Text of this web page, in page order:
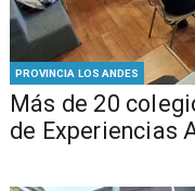
PROVINCIA LOS ANDES
Más de 20
de Experiencias